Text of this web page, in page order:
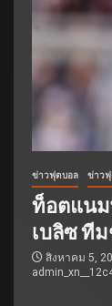
ข่าวฟุตบอล ข่าว
ท็อตแนม
เบลิซ ที
สิงหาคม 5,